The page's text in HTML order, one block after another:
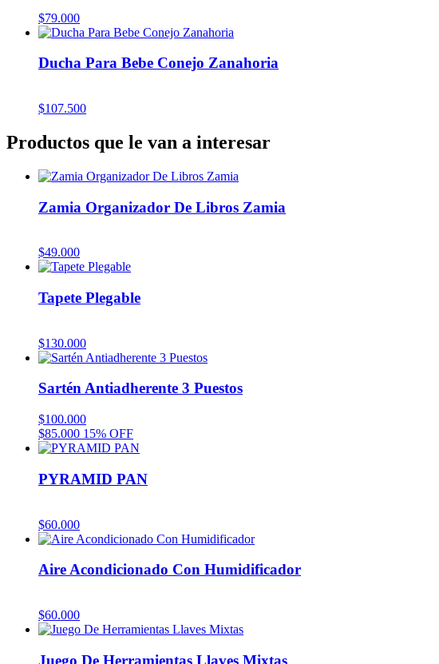
$79.000
Ducha Para Bebe Conejo Zanahoria
$107.500
Productos que le van a interesar
Zamia Organizador De Libros Zamia
$49.000
Tapete Plegable
$130.000
Sartén Antiadherente 3 Puestos
$100.000
$85.000 15% OFF
PYRAMID PAN
$60.000
Aire Acondicionado Con Humidificador
$60.000
Juego De Herramientas Llaves Mixtas